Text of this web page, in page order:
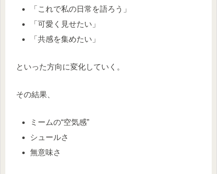
「これで私の日常を語ろう」
「可愛く見せたい」
「共感を集めたい」
といった方向に変化していく。
その結果、
ミームの“空気感”
シュールさ
無意味さ